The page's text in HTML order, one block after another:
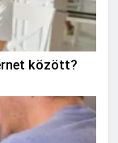
között?